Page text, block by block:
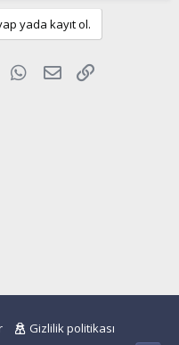
yada kayıt ol.
Tumblr WhatsApp
E-posta
Gizlilik politikası